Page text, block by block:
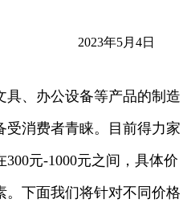
2023年5月4日
具、办公设备等产品的制造
受消费者青睐。目前得力家
元-1000元之间，具体价
。下面我们将针对不同价格